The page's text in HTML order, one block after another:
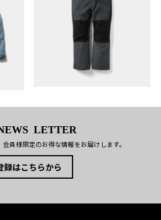
LETTER
員様限定のお得な情報をお届けします。
録はこちらから